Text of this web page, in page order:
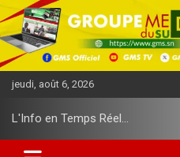
l
l
e
r
o
jeudi, août 6, 2026
L'Info en Temps Réel…